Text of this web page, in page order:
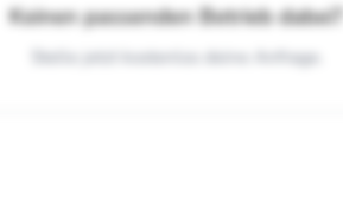
Keinen passenden Betrieb dabei?
Stelle jetzt kostenlos deine Anfrage.